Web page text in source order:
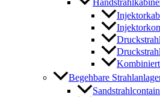
Begehbare